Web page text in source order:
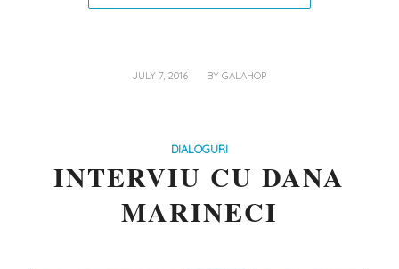
JULY 7, 2016
/ BYGALAHOP
DIALOGURI
INTERVIU CU DANA
MARINECI